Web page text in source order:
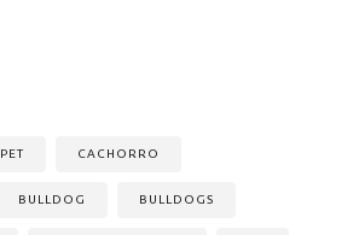
PET CACHORRO
BULLDOG BULLDOGS